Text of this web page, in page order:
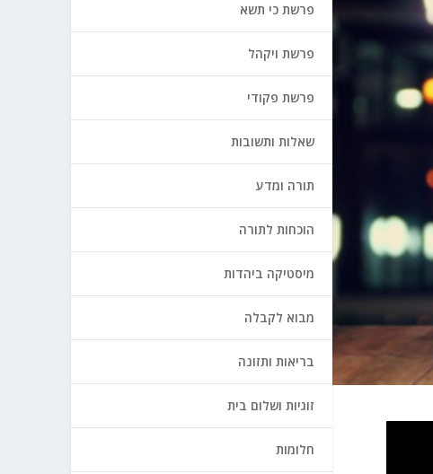
פרשת כי תשא
פרשת ויקהל
פרשת פקודי
שאלות ותשובות
תורה ומדע
הוכחות לתורה
מיסטיקה ביהדות
מבוא לקבלה
בריאות ותזונה
זוגיות ושלום בית
חלומות